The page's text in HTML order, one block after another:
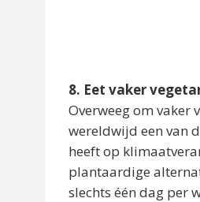
8. Eet vaker
Overweeg om vaker
wereldwijd een van
heeft op
plantaardige
slechts één dag per